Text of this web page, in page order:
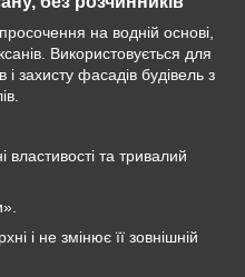
на водній основі,
Використовується для
і захисту фасадів будівель з
властивості та тривалий
і не змінює її зовнішній